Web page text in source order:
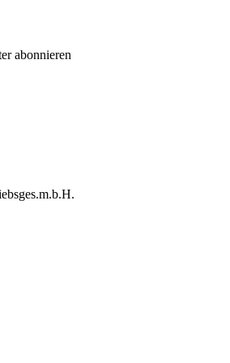
abonnieren